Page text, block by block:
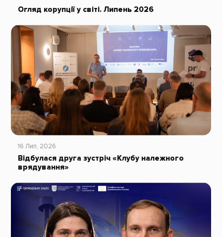
Огляд корупції у світі. Липень 2026
16 Лип, 2026
Відбулася друга зустріч «Клубу належного
врядування»